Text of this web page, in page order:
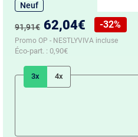
Neuf
Ancien prix :
91,91€ Nouveau prix :
62,04€
Réduction de :
-32%
Promo OP - NESTLYVIVA incluse
Éco-part. : 0,90€
3x 4x